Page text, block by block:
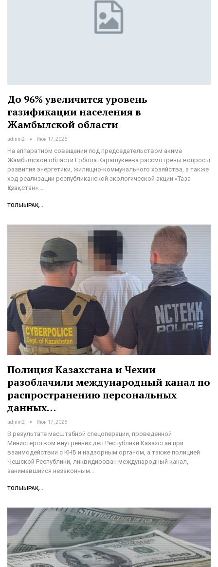
До 96% увеличится уровень
газификации населения в
Жамбылской области
admin2 Июн 17, 2026
На аппаратном совещании под председательством акима
Жамбылской области Ербола Карашукеева рассмотрены вопросы
развития энергетики, жилищно-коммунального хозяйства, а также
ход реализации республиканской экологической акции «Таза
Қазақстан».…
ТОЛЫҒЫРАҚ...
Полиция Казахстана и Чехии
разоблачили международный канал по
распространению персональных
данных…
admin2 Июн 17, 2026
В результате масштабной спецоперации, проведенной
Министерством внутренних дел Республики Казахстан при
взаимодействии с КНБ и надзорным органом, а также полицией
Чешской Республики, ликвидирован международный канал,
занимавшийся незаконным…
ТОЛЫҒЫРАҚ...